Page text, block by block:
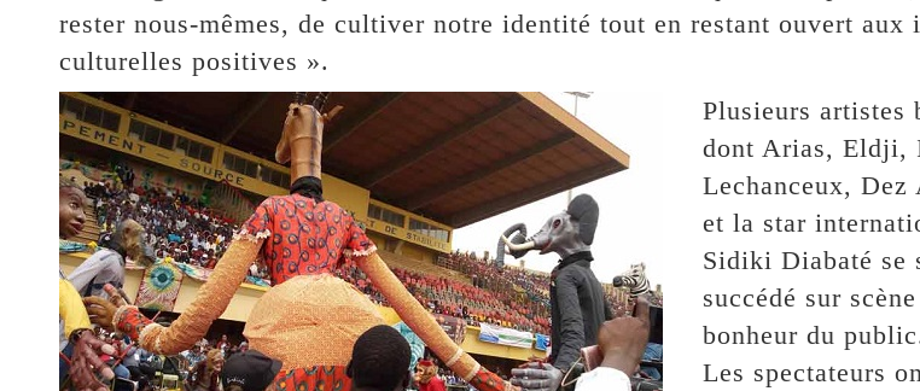
rester nous-mêmes, de cultiver notre identité tout en restant ouvert aux
culturelles positives ».
Plusieurs artistes
dont Arias, Eldji,
Lechanceux,
et la star
Sidiki Diabaté se
succédé sur
bonheur du
Les spectateurs